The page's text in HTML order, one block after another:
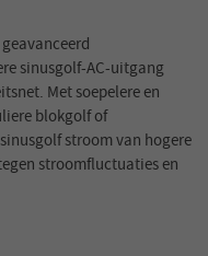
sinusgolf-AC-uitgang
Met soepelere en
blokgolf of
stroom van hogere
stroomfluctuaties en